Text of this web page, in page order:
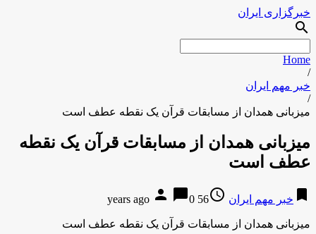
خبرگزاری ایران
search
Home
/
خبر مهم ایران
/
میزبانی همدان از مسابقات قرآن یک نقطه عطف است
میزبانی همدان از مسابقات قرآن یک نقطه
عطف است
bookmark خبر مهم ایران access_time
56 years ago
person chat_bubble0
میزبانی همدان از مسابقات قرآن یک نقطه عطف است